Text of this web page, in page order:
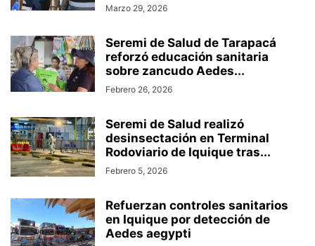
Marzo 29, 2026
Seremi de Salud de Tarapacá
reforzó educación sanitaria
sobre zancudo Aedes...
Febrero 26, 2026
Seremi de Salud realizó
desinsectación en Terminal
Rodoviario de Iquique tras...
Febrero 5, 2026
Refuerzan controles sanitarios
en Iquique por detección de
Aedes aegypti